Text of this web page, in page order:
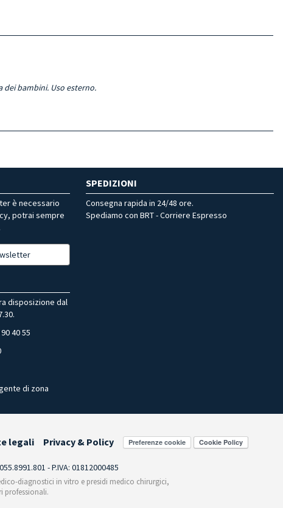
bambini. Uso esterno.
è necessario
potrai sempre
SPEDIZIONI
Consegna rapida in 24/48 ore.
Spediamo con BRT - Corriere Espresso
disposizione dal
40 55
di zona
legali Privacy & Policy Preferenze cookie
- P.IVA: 01812000485
diagnostici in vitro e presidi medico chirurgici,
professionali.